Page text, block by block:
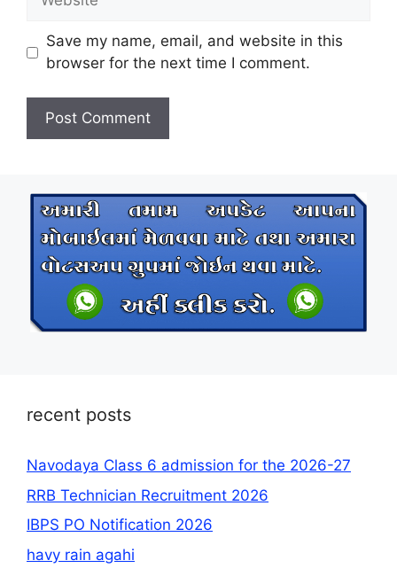
Save my name, email, and website in this
browser for the next time I comment.
recent posts
Navodaya Class 6 admission for the 2026-27
RRB Technician Recruitment 2026
IBPS PO Notification 2026
havy rain agahi